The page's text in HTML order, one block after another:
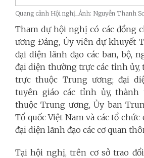
Quang cảnh Hội nghị_Ảnh: Nguyễn Thanh
Tham dự hội nghị có các đồng
ương Đảng, Ủy viên dự khuyết
đại diện lãnh đạo các ban, bộ,
đại diện thường trực các tỉnh ủy,
trực thuộc Trung ương; đại
tuyên giáo các tỉnh ủy, thành
thuộc Trung ương, Ủy ban
Tổ quốc Việt Nam và các tổ
đại diện lãnh đạo các cơ quan
Tại hội nghị, trên cơ sở trao